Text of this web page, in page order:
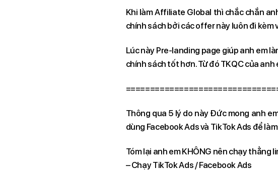
Khi làm Affiliate Global thì chắc chắn
chính sách bởi các offer này luôn đi kèm
Lúc này Pre-landing page giúp anh em
chính sách tốt hơn. Từ đó TKQC của anh
Thông qua 5 lý do này Đức mong anh
dùng Facebook Ads và TikTok Ads để
Tóm lại anh em KHÔNG nên chạy thẳng
– Chạy TikTok Ads / Facebook Ads